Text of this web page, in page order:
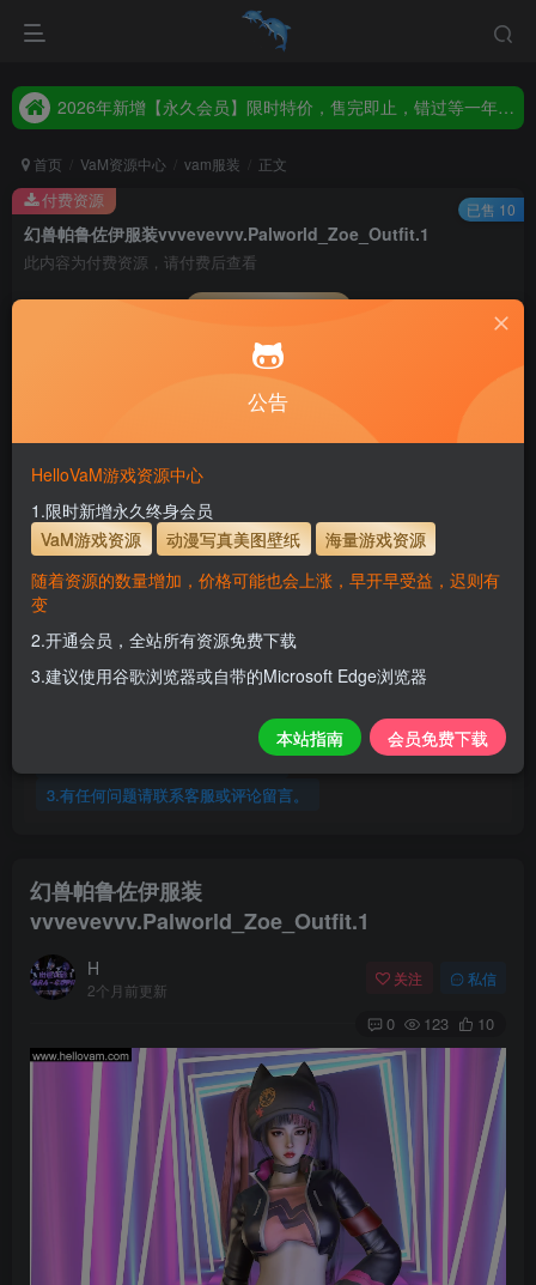
2026年新增【永久会员】限时特价，售完即止，错过等一年！！！
2026年新增【永久会员】限时特价，售完即止，错过等一年！！！
首页 VaM资源中心 vam服装 正文
幻兽帕鲁佐伊服装vvvevevvv.Palworld_Zoe_Outfit.1
此内容为付费资源，请付费后查看
您暂无购买权限，请先开通会员
主流网盘——高速下载
支付页面打不开或支付后不跳转请联系QQ：3317425885
服装使用教程
解压密码
开通会员【免费下载】全站资源！
1.为了资源不失效！请不要在线解压！
2.请先保存到自己网盘后再下载！
3.有任何问题请联系客服或评论留言。
付费资源 已售 10
幻兽帕鲁佐伊服装
vvvevevvv.Palworld_Zoe_Outfit.1
H
2个月前更新
关注 私信
0 123 10
公告
HelloVaM游戏资源中心
1.限时新增永久终身会员
VaM游戏资源
动漫写真美图壁纸
海量游戏资源
随着资源的数量增加，价格可能也会上涨，早开早受益，迟则有
变
2.开通会员，全站所有资源免费下载
3.建议使用谷歌浏览器或自带的Microsoft Edge浏览器
本站指南 会员免费下载